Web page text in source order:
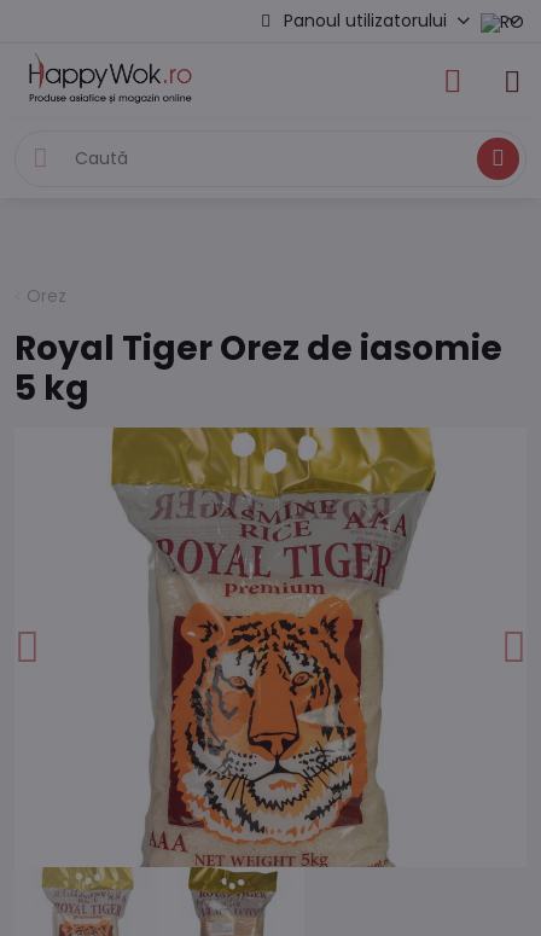
Panoul utilizatorului
Caută
Orez
Royal Tiger Orez de iasomie
5 kg